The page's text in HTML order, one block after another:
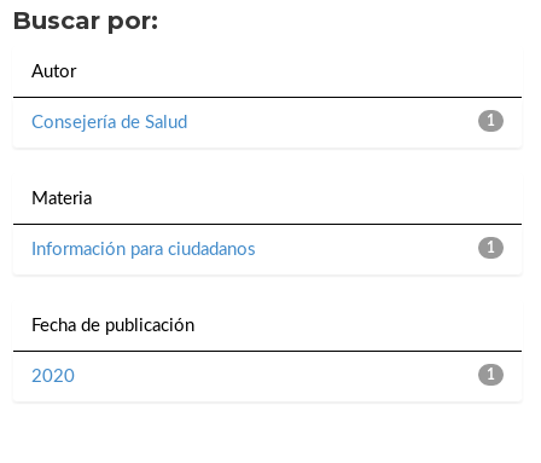
Buscar por:
Autor
1
Consejería de Salud
Materia
1
Información para ciudadanos
Fecha de publicación
1
2020